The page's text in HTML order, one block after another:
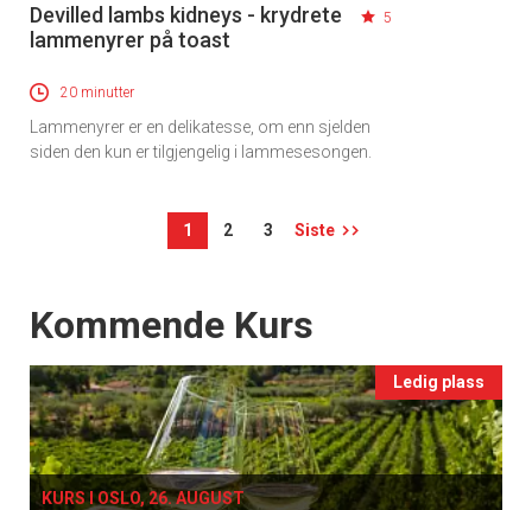
Devilled lambs kidneys - krydrete
lammenyrer på toast
5
20 minutter
Lammenyrer er en delikatesse, om enn sjelden
siden den kun er tilgjengelig i lammesesongen.
1 2 3 Siste
Events
Kommende Kurs
Ledig plass
KURS I OSLO, 26. AUGUST